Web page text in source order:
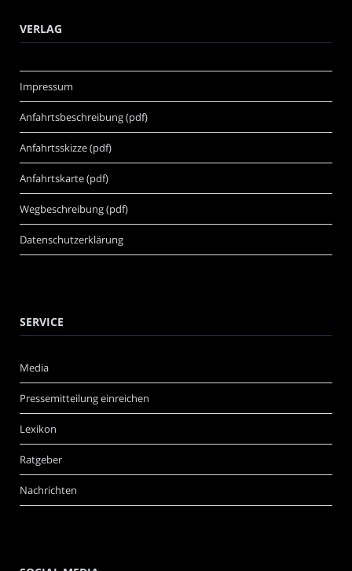
VERLAG
Impressum
Anfahrtsbeschreibung (pdf)
Anfahrtsskizze (pdf)
Anfahrtskarte (pdf)
Wegbeschreibung (pdf)
Datenschutzerklärung
SERVICE
Media
Pressemitteilung einreichen
Lexikon
Ratgeber
Nachrichten